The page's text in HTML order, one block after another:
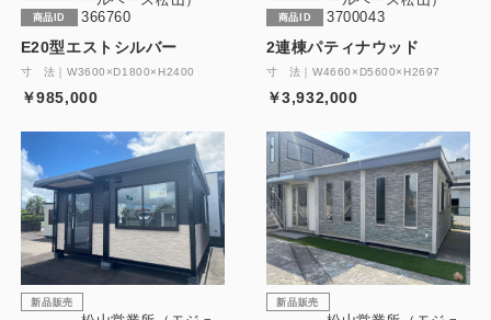
商品ID 366760
E20型エストシルバー
寸 法｜W3600×D1800×H2400
￥985,000
商品ID 3700043
2連棟パティナウッド
寸 法｜W4660×D5600×H2697
￥3,932,000
新品販売 新品販売